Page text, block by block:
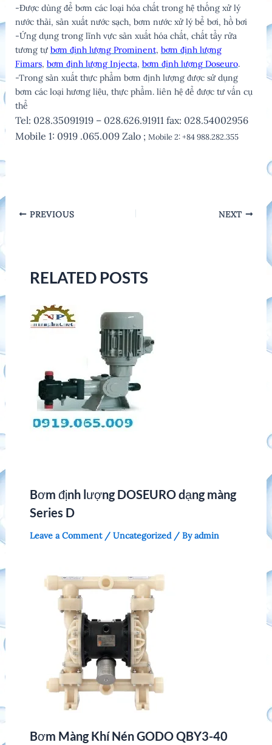
-Được dùng để bơm các loại hóa chất trong hệ thống xử lý
nước thải, sản xuất nước sạch, bơm nước xử lý bể bơi, hồ bơi
-Ứng dụng trong lĩnh vực sản xuất hóa chất, chất tẩy rửa
tương tự bơm định lượng Prominent, bơm định lượng
Fimars, bơm định lượng Injecta, bơm định lượng Doseuro.
-Trong sản xuất thực phẩm bơm định lượng được sử dụng
bơm các loại hương liệu, thực phẩm. liên hệ để được tư vấn cụ
thể
Tel: 028.35091919 – 028.626.91911 fax: 028.54002956
Mobile 1: 0919 .065.009 Zalo ; Mobile 2: +84 988.282.355
Post PREVIOUS NEXT
RELATED POSTS
Bơm định lượng DOSEURO dạng màng
Series D
Leave a Comment / Uncategorized/ Byadmin
Bơm Màng Khí Nén GODO QBY3-40